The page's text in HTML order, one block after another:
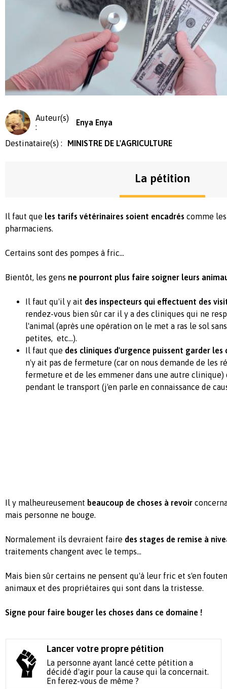
Auteur(s)
:
Enya Enya
Destinataire(s) : MINISTRE DE L'AGRICULTURE
La pétition
Il faut que les tarifs vétérinaires soient encadrés comme
pharmaciens.
Certains sont des pompes à fric…
Bientôt, les gens ne pourront plus faire soigner leurs
Il faut qu'il y ait des inspecteurs qui effectuent des
rendez-vous bien sûr car il y a des cliniques qui ne
l'animal (après une opération on le met a ras le sol
petites, etc...).
Il faut que des cliniques d'urgence puissent garder les
n'y ait pas de fermeture (car on nous demande de les
fermeture et de les emmener dans une autre
pendant le transport (j'en parle en connaissance de
Il y malheureusement beaucoup de choses à revoir
mais personne ne bouge.
Normalement ils devraient faire des stages de remise à
traitements changent avec le temps…
Mais bien sûr certains ne pensent qu'à leur fric et s'en
animaux et des propriétaires qui sont dans la tristesse.
Signe pour faire bouger les choses dans ce domaine !
Lancer votre propre pétition
La personne ayant lancé cette pétition a
décidé d'agir pour la cause qui la concernait.
En ferez-vous de même ?